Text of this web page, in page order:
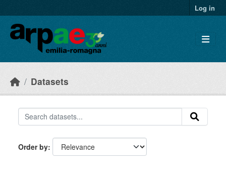
Log in
Datasets
Order by